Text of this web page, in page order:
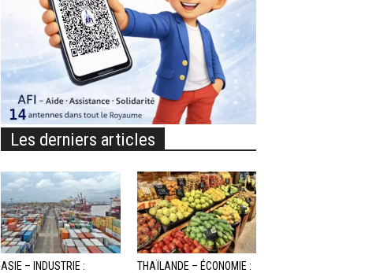
Les derniers articles
ASIE – INDUSTRIE :
THAÏLANDE – ÉCONOMIE :